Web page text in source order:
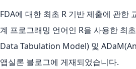
FDA에 대한 최초 R 기반 제출에 관
계 프로그래밍 언어인 R을 사용한 최
Data Tabulation Model) 및
앱실론 블로그에 게재되었습니다.